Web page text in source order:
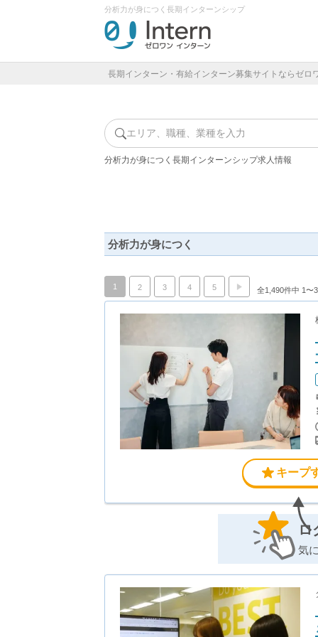
分析力が身につく長期インターンシップ
長期インターン・有給インターン募集サイトならゼロ
エリア、職種、業種を入力
分析力が身につく長期インターンシップ求人情報
分析力が身につく
1 2 3 4 5 全1,490件中 1〜
キープ
ロ
気